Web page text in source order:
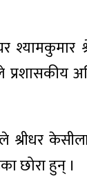
श्रीधर
छोरा हुन् ।